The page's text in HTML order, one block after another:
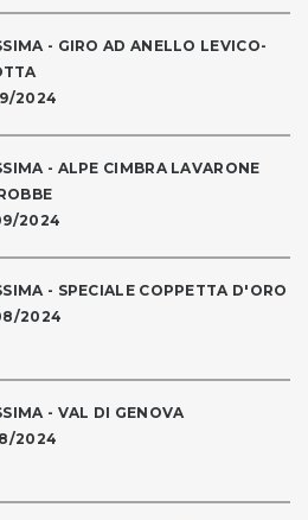
- GIRO AD ANELLO LEVICO-
2024
- ALPE CIMBRA LAVARONE
2024
- SPECIALE COPPETTA D'ORO
2024
- VAL DI GENOVA
2024